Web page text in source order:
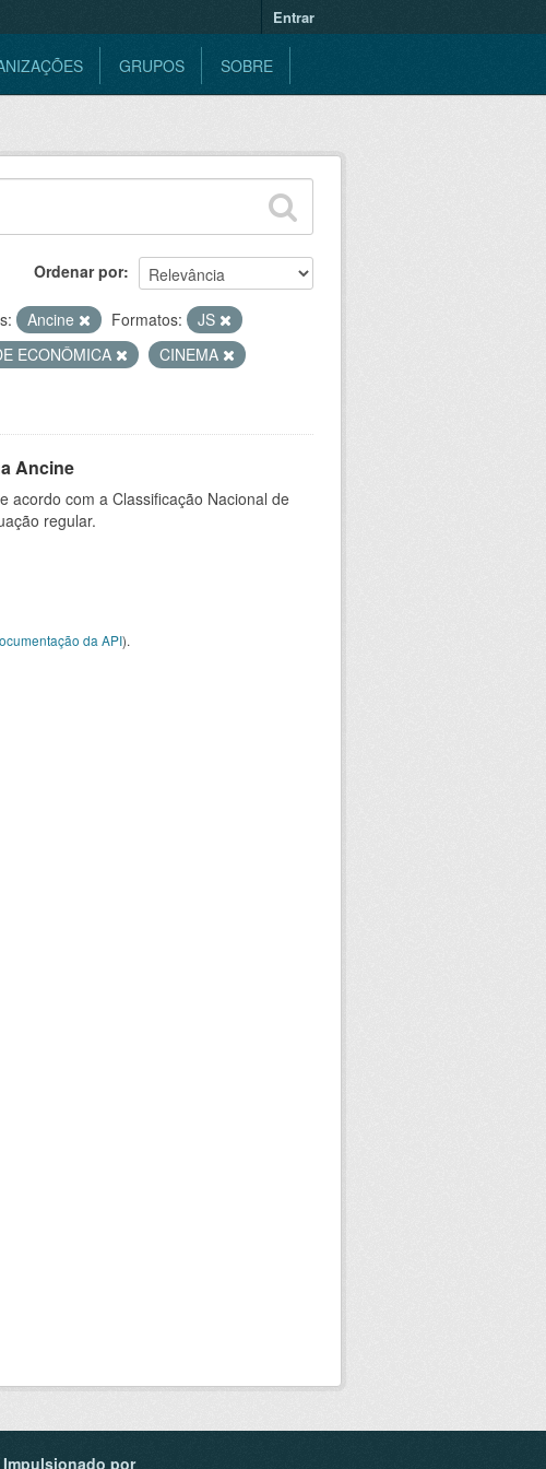
Entrar
GRUPOS SOBRE
Ordenar por
Ancine Formatos:
JS
ECONÔMICA
CINEMA
Ancine
acordo com a Classificação Nacional de
regular.
da API).
Impulsionado por